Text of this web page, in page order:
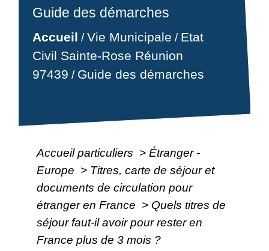
Guide des démarches
Accueil /Vie Municipale / Etat
Civil Sainte-Rose Réunion
97439 / Guide des démarches
Accueil particuliers > Étranger -
Europe > Titres, carte de séjour et
documents de circulation pour
étranger en France > Quels titres de
séjour faut-il avoir pour rester en
France plus de 3 mois ?